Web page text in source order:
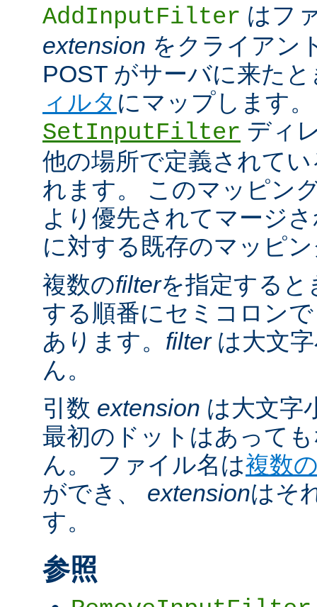
AddInputFilter はフ
extension をクライアン
POST がサーバに来た
ィルタ にマップします
SetInputFilter ディ
他の場所で定義されて
れます。 このマッピン
より優先されてマージ
に対する既存のマッピ
複数のfilterを指定すると
する順番にセミコロン
あります。 filterは大文
ん。
引数 extension は大文字
最初のドットはあって
ん。 ファイル名は複数
ができ、 extensionはそ
す。
参照